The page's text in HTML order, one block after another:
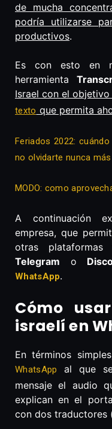
de mucha
podría utilizarse
productivos.
Es con esto en
herramienta
Israel con el
texto que permita
Feriados 2022:
no olvidarte nunca
MODO: como
A continuación
empresa, que
otras
Telegram o
WhatsApp.
Cómo
israelí en
En términos
WhatsApp
al que
mensaje el audio
explican en el
con dos traductores